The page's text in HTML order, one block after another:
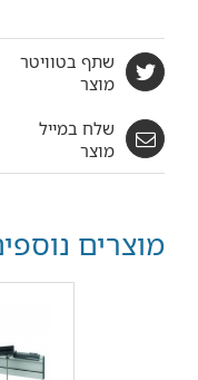
שתף בטוויטר
מוצר
שלח במייל
מוצר
מוצרים